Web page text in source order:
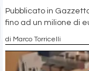
Pubblicato in
fino ad un milione di
di Marco Torricelli